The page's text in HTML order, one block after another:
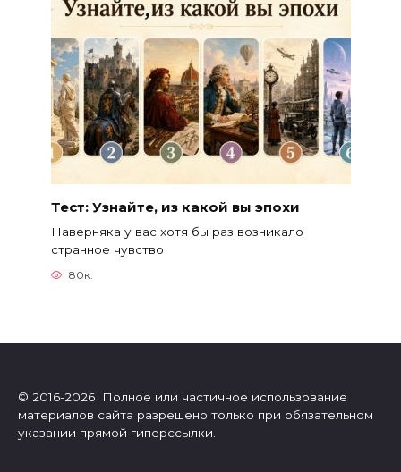
Тест: Узнайте, из какой вы эпохи
Наверняка у вас хотя бы раз возникало
странное чувство
80к.
© 2016-2026 Полное или частичное использование
материалов сайта разрешено только при обязательном
указании прямой гиперссылки.